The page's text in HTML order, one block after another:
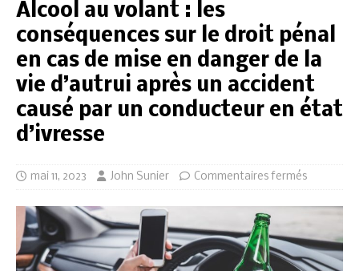
Alcool au volant : les
conséquences sur le droit pénal
en cas de mise en danger de la
vie d’autrui après un accident
causé par un conducteur en état
d’ivresse
mai 11, 2023 John Sunier Commentaires fermés